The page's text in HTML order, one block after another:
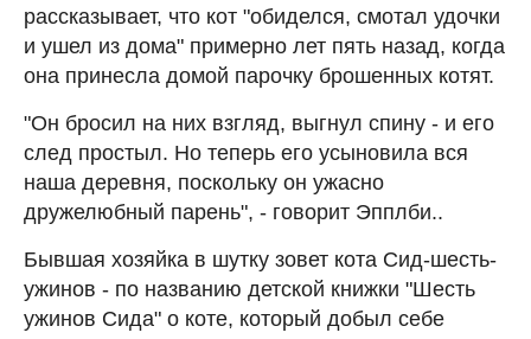
рассказывает, что кот "обиделся, смотал удочки
и ушел из дома" примерно лет пять назад, когда
она принесла домой парочку брошенных котят.
"Он бросил на них взгляд, выгнул спину - и его
след простыл. Но теперь его усыновила вся
наша деревня, поскольку он ужасно
дружелюбный парень", - говорит Эпплби..
Бывшая хозяйка в шутку зовет кота Сид-шесть-
ужинов - по названию детской книжки "Шесть
ужинов Сида" о коте, который добыл себе